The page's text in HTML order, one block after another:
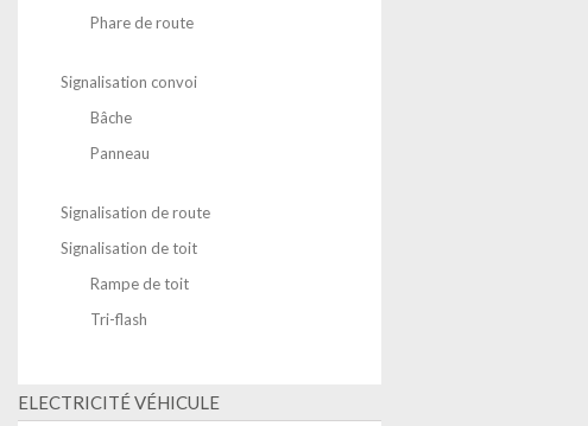
Phare de route
Signalisation convoi
Bâche
Panneau
Signalisation de route
Signalisation de toit
Rampe de toit
Tri-flash
ELECTRICITÉ VÉHICULE